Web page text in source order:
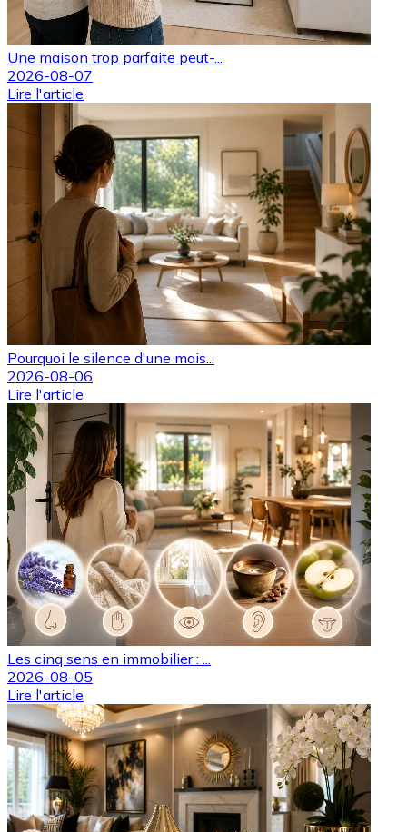
Une maison trop parfaite peut-...
2026-08-07
Lire l'article
Pourquoi le silence d'une mais...
2026-08-06
Lire l'article
Les cinq sens en immobilier : ...
2026-08-05
Lire l'article